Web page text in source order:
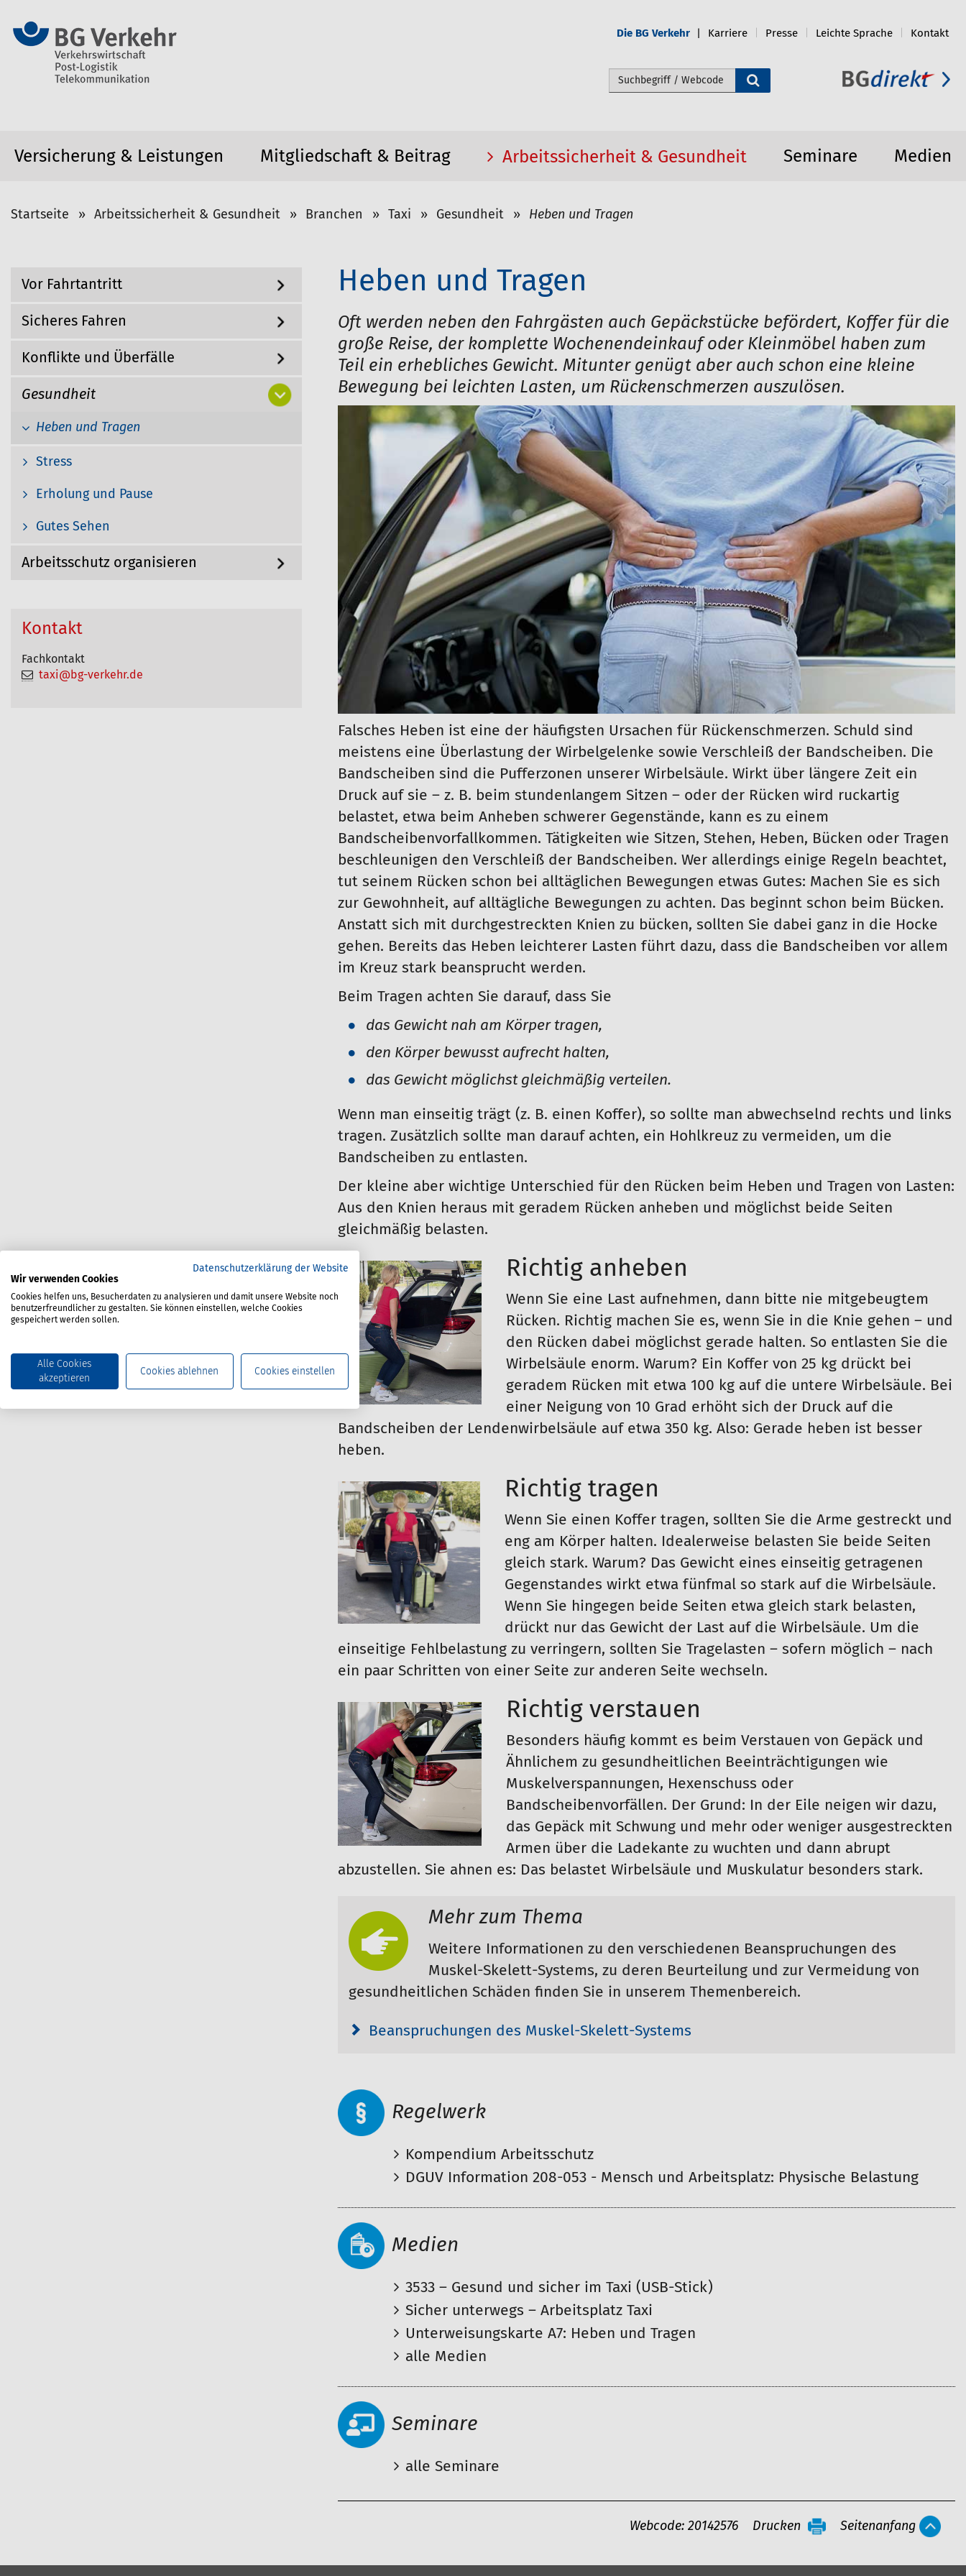
Die BG Verkehr Karriere Presse Leichte Sprache Kontakt
Webseite durchsuchen
Versicherung & Leistungen Mitgliedschaft & Beitrag Arbeitssicherheit & Gesundheit Seminare Medien
S
Startseite Arbeitssicherheit & Gesundheit Branchen Taxi Gesundheit Heben und Tragen
Heben und Tragen
Oft werden neben den Fahrgästen auch Gepäckstücke befördert, Koffer für die
große Reise, der komplette Wochenendeinkauf oder Kleinmöbel haben zum
Teil ein erhebliches Gewicht. Mitunter genügt aber auch schon eine kleine
Bewegung bei leichten Lasten, um Rückenschmerzen auszulösen.
Falsches Heben ist eine der häufigsten Ursachen für Rückenschmerzen. Schuld sind
meistens eine Überlastung der Wirbelgelenke sowie Verschleiß der Bandscheiben. Die
Bandscheiben sind die Pufferzonen unserer Wirbelsäule. Wirkt über längere Zeit ein
Druck auf sie – z. B. beim stundenlangem Sitzen – oder der Rücken wird ruckartig
belastet, etwa beim Anheben schwerer Gegenstände, kann es zu einem
Bandscheibenvorfallkommen. Tätigkeiten wie Sitzen, Stehen, Heben, Bücken oder Tragen
beschleunigen den Verschleiß der Bandscheiben. Wer allerdings einige Regeln beachtet,
tut seinem Rücken schon bei alltäglichen Bewegungen etwas Gutes: Machen Sie es sich
zur Gewohnheit, auf alltägliche Bewegungen zu achten. Das beginnt schon beim Bücken.
Anstatt sich mit durchgestreckten Knien zu bücken, sollten Sie dabei ganz in die Hocke
gehen. Bereits das Heben leichterer Lasten führt dazu, dass die Bandscheiben vor allem
im Kreuz stark beansprucht werden.
Beim Tragen achten Sie darauf, dass Sie
das Gewicht nah am Körper tragen,
den Körper bewusst aufrecht halten,
das Gewicht möglichst gleichmäßig verteilen.
Wenn man einseitig trägt (z. B. einen Koffer), so sollte man abwechselnd rechts und links
tragen. Zusätzlich sollte man darauf achten, ein Hohlkreuz zu vermeiden, um die
Bandscheiben zu entlasten.
Der kleine aber wichtige Unterschied für den Rücken beim Heben und Tragen von Lasten:
Aus den Knien heraus mit geradem Rücken anheben und möglichst beide Seiten
gleichmäßig belasten.
Richtig anheben
Wenn Sie eine Last aufnehmen, dann bitte nie mitgebeugtem
Rücken. Richtig machen Sie es, wenn Sie in die Knie gehen – und
den Rücken dabei möglichst gerade halten. So entlasten Sie die
Wirbelsäule enorm. Warum? Ein Koffer von 25 kg drückt bei
geradem Rücken mit etwa 100 kg auf die untere Wirbelsäule. Bei
einer Neigung von 10 Grad erhöht sich der Druck auf die
Bandscheiben der Lendenwirbelsäule auf etwa 350 kg. Also: Gerade heben ist besser
heben.
Richtig tragen
Wenn Sie einen Koffer tragen, sollten Sie die Arme gestreckt und
eng am Körper halten. Idealerweise belasten Sie beide Seiten
gleich stark. Warum? Das Gewicht eines einseitig getragenen
Gegenstandes wirkt etwa fünfmal so stark auf die Wirbelsäule.
Wenn Sie hingegen beide Seiten etwa gleich stark belasten,
drückt nur das Gewicht der Last auf die Wirbelsäule. Um die
einseitige Fehlbelastung zu verringern, sollten Sie Tragelasten – sofern möglich – nach
ein paar Schritten von einer Seite zur anderen Seite wechseln.
Richtig verstauen
Besonders häufig kommt es beim Verstauen von Gepäck und
Ähnlichem zu gesundheitlichen Beeinträchtigungen wie
Muskelverspannungen, Hexenschuss oder
Bandscheibenvorfällen. Der Grund: In der Eile neigen wir dazu,
das Gepäck mit Schwung und mehr oder weniger ausgestreckten
Armen über die Ladekante zu wuchten und dann abrupt
abzustellen. Sie ahnen es: Das belastet Wirbelsäule und Muskulatur besonders stark.
Mehr zum Thema
Weitere Informationen zu den verschiedenen Beanspruchungen des
Muskel-Skelett-Systems, zu deren Beurteilung und zur Vermeidung von
gesundheitlichen Schäden finden Sie in unserem Themenbereich.
Beanspruchungen des Muskel-Skelett-Systems
Regelwerk
Kompendium Arbeitsschutz
DGUV Information 208-053 - Mensch und Arbeitsplatz: Physische Belastung
Medien
3533 – Gesund und sicher im Taxi (USB-Stick)
Sicher unterwegs – Arbeitsplatz Taxi
Unterweisungskarte A7: Heben und Tragen
alle Medien
Seminare
alle Seminare
t
Webcode: 20142576 Drucken Seitenanfang
Vor Fahrtantritt
Sicheres Fahren
Konflikte und Überfälle
Gesundheit
Heben und Tragen
Stress
Erholung und Pause
Gutes Sehen
Arbeitsschutz organisieren
Kontakt
Fachkontakt
taxi@bg-verkehr.de
Datenschutzerklärung der Website
Wir verwenden Cookies
Cookies helfen uns, Besucherdaten zu analysieren und damit unsere Website noch
benutzerfreundlicher zu gestalten. Sie können einstellen, welche Cookies
gespeichert werden sollen.
Alle Cookies
akzeptieren
Cookies ablehnen Cookies einstellen